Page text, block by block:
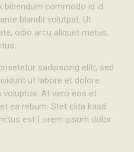
bibendum commodo id id
blandit volutpat. Ut
odio arcu aliquet metus,
sadipscing elitr, sed
ut labore et dolore
voluptua. At vero eos et
ea rebum. Stet clita kasd
est Lorem ipsum dolor